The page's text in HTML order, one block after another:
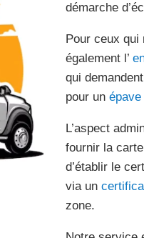
démarche
Pour ceux qui
également l’
qui
pour un
L’aspect
fournir la
d’établir le
via un
zone.